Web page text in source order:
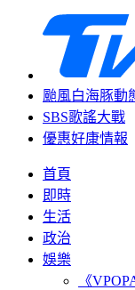
颱風白海豚動
SBS歌謠大戰
優惠好康情報
首頁
即時
生活
政治
娛樂
《